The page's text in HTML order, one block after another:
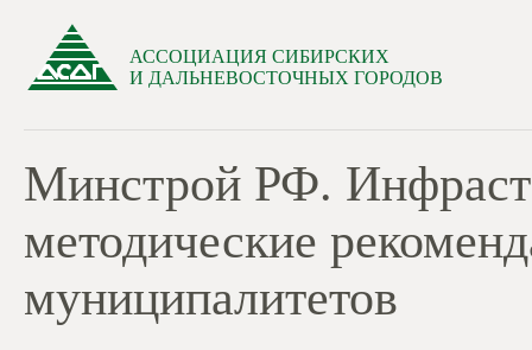
АССОЦИАЦИЯ СИБИРСКИХ
И ДАЛЬНЕВОСТОЧНЫХ ГОРОДОВ
Минстрой РФ.
методические
муниципалитетов